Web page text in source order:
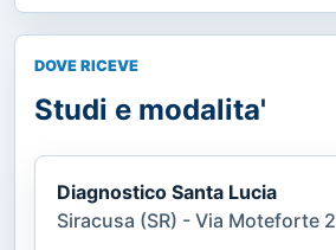
DOVE RICEVE
Studi e modalita'
Diagnostico Santa Lucia
Siracusa (SR) - Via Moteforte 2